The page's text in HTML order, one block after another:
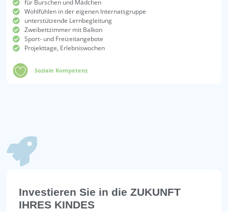
für Burschen und Mädchen
Wohlfühlen in der eigenen Internatsgruppe
unterstützende Lernbegleitung
Zweibettzimmer mit Balkon
Sport- und Freizeitangebote
Projekttage, Erlebniswochen
Soziale Kompetenz
Investieren Sie in dieZUKUNFT
IHRES KINDES